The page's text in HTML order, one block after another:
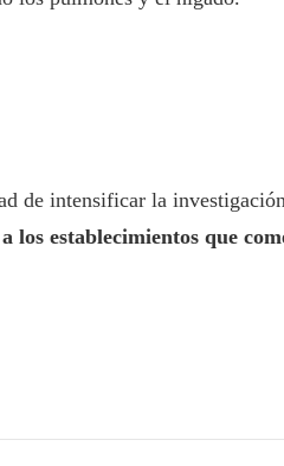
de intensificar la
los establecimientos que